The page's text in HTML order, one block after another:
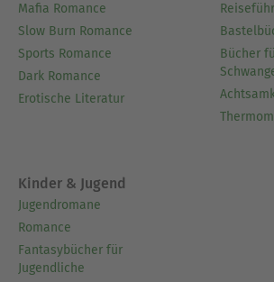
Mafia Romance
Slow Burn Romance
Sports Romance
Dark Romance
Erotische Literatur
Bücher
Kinder & Jugend
Jugendromane
Romance
Fantasybücher für
Jugendliche